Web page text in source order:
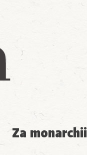
Za monarchii